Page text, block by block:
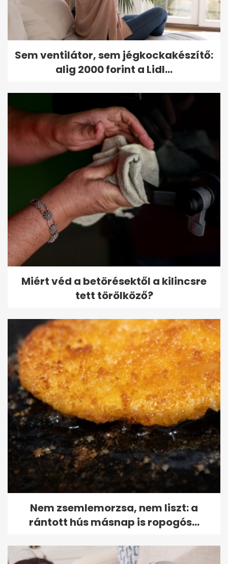
Sem ventilátor, sem jégkockakészítő:
alig 2000 forint a Lidl...
Miért véd a betörésektől a kilincsre
tett törölköző?
Nem zsemlemorzsa, nem liszt: a
rántott hús másnap is ropogós...